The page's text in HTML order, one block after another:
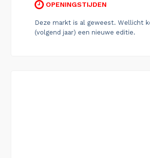
OPENINGSTIJDEN
Deze markt is al geweest. Wellicht
(volgend jaar) een nieuwe editie.